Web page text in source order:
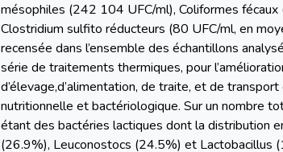
mésophiles (242 104 UFC/ml), Coliformes
Clostridium sulfito réducteurs (80 UFC/ml, en
recensée dans l’ensemble des échantillons
série de traitements thermiques, pour
d’élevage,d’alimentation, de traite, et de
nutritionnelle et bactériologique. Sur un nombre
étant des bactéries lactiques dont la distribution
(26.9%), Leuconostocs (24.5%) et Lactobacillus